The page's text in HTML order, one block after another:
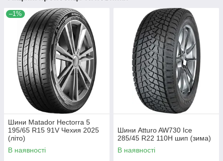
–1%
Шини Matador Hectorra 5
195/65 R15 91V Чехия 2025
(літо)
В наявності
Шини Atturo AW730 Ice
285/45 R22 110H шип (зима)
В наявності